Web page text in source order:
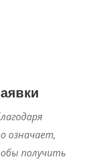
означает,
получить